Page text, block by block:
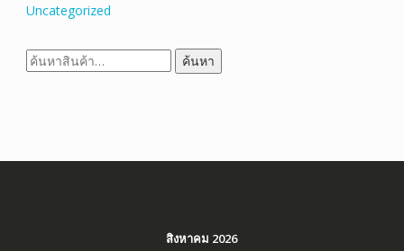
Uncategorized
ค้นหา: ค้นหา
สิงหาคม 2026